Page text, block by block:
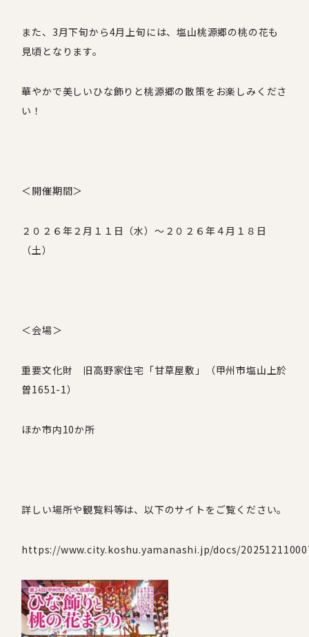
また、 3月下旬から4月上旬には、塩山桃源郷の桃の花も
見頃となります。
華やかで美しいひな飾りと桃源郷の散策をお楽しみくださ
い！
＜開催期間＞
２０２６年２月１１日（水）～２０２６年４月１８日
（土）
＜会場＞
重要文化財 旧高野家住宅「甘草屋敷」（甲州市塩山上於
曽1651-1）
ほか市内10か所
詳しい場所や観覧料等は、以下のサイトをご覧ください。
https://www.city.koshu.yamanashi.jp/docs/